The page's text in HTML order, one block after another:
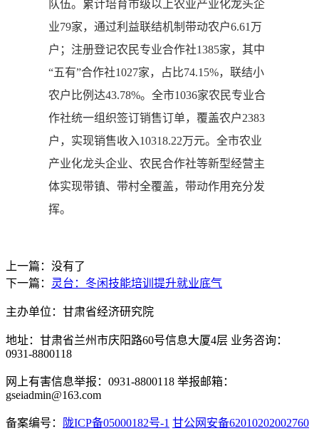
队伍。累计培育市级以上农业产业化龙头企
业79家，通过利益联结机制带动农户6.61万
户；注册登记农民专业合作社1385家，其中
“五有”合作社1027家，占比74.15%，联结小
农户比例达43.78%。全市1036家农民专业合
作社统一组织签订销售订单，覆盖农户2383
户，实现销售收入10318.22万元。全市农业
产业化龙头企业、农民合作社等新型经营主
体实现带镇、带村全覆盖，带动作用充分发
挥。
上一篇：没有了
下一篇： 灵台：冬闲技能培训提升就业底气
主办单位：甘肃省经济研究院
地址：甘肃省兰州市庆阳路60号信息大厦4层 业务咨询：
0931-8800118
网上有害信息举报：0931-8800118 举报邮箱：
gseiadmin@163.com
备案编号： 陇ICP备05000182号-1 甘公网安备62010202002760